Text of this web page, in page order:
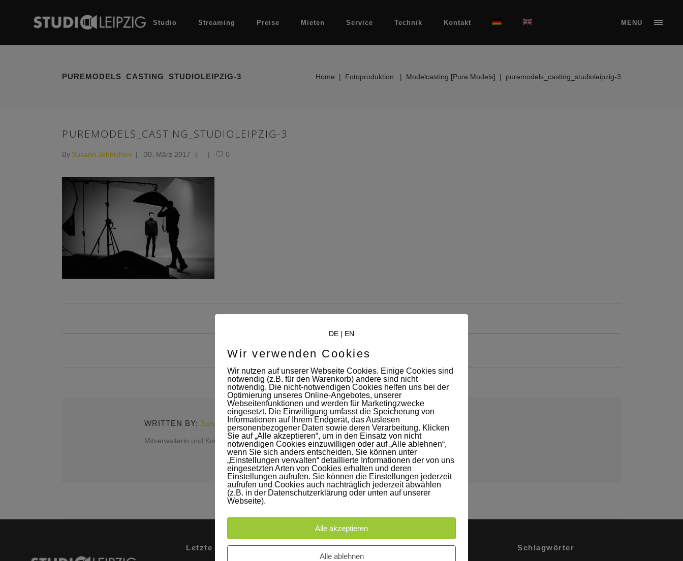
Studio Streaming Preise Mieten Service Technik Kontakt MENU
PUREMODELS_CASTING_STUDIOLEIPZIG-3 Home | Fotoproduktion | Modelcasting [Pure Models] | puremodels_casting_studioleipzig-3
PUREMODELS_CASTING_STUDIOLEIPZIG-3
By Susann Jehnichen 30. März 2017 0
WRITTEN BY: Susann Jehnichen
Mitverwalterin und Kontaktperson des Studio Leipzigs
Letzte Beiträge Instagram Schlagwörter
DE | EN
Wir verwenden Cookies
Wir nutzen auf unserer Webseite Cookies. Einige Cookies sind
notwendig (z.B. für den Warenkorb) andere sind nicht
notwendig. Die nicht-notwendigen Cookies helfen uns bei der
Optimierung unseres Online-Angebotes, unserer
Webseitenfunktionen und werden für Marketingzwecke
eingesetzt. Die Einwilligung umfasst die Speicherung von
Informationen auf Ihrem Endgerät, das Auslesen
personenbezogener Daten sowie deren Verarbeitung. Klicken
Sie auf „Alle akzeptieren“, um in den Einsatz von nicht
notwendigen Cookies einzuwilligen oder auf „Alle ablehnen“,
wenn Sie sich anders entscheiden. Sie können unter
„Einstellungen verwalten“ detaillierte Informationen der von uns
eingesetzten Arten von Cookies erhalten und deren
Einstellungen aufrufen. Sie können die Einstellungen jederzeit
aufrufen und Cookies auch nachträglich jederzeit abwählen
(z.B. in der Datenschutzerklärung oder unten auf unserer
Webseite).
Alle akzeptieren
Alle ablehnen